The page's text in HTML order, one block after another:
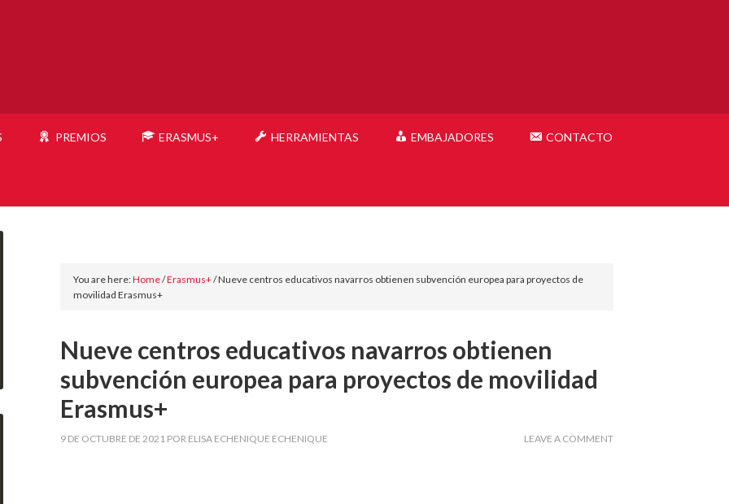
PREMIOS ERASMUS+ HERRAMIENTAS EMBAJADORES CONTACTO
You are here:Home/Erasmus+/Nueve centros educativos navarros obtienen subvención europea para proyectos de
movilidad Erasmus+
Nueve centros educativos navarros obtienen
subvención europea para proyectos de movilidad
Erasmus+
9 DE OCTUBRE DE 2021 POR ELISA ECHENIQUE ECHENIQUE LEAVE A COMMENT